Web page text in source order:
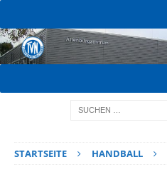
STARTSEITE HANDBALL